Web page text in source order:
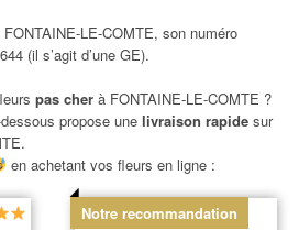
LE-COMTE, son numéro
(il s’agit d’une GE).
pas cherà FONTAINE-LE-COMTE ?
propose une livraison rapide sur
en achetant vos fleurs en ligne :
Notre recommandation